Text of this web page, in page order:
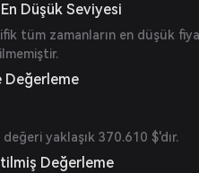
Düşük Seviyesi
tüm zamanların en düşük
Değerleme
değeri yaklaşık 370.610 $'dır.
Değerleme